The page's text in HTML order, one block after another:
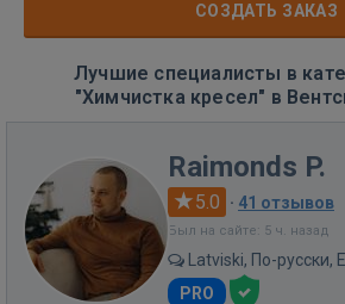
СОЗДАТЬ ЗАКАЗ
Лучшие специалисты в
"Химчистка кресел" в
Raimonds P.
5.0 · 41 отзывов
Был на сайте: 5 ч. назад
Latviski, По-русски,
PRO